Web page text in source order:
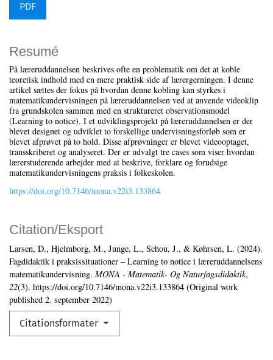
PDF
Citation/Eksport
Larsen, D., Hjelmborg, M., Junge, L., Schou, J., & Køhrsen, L. (2024).
Fagdidaktik i praksissituationer – Learning to notice i læreruddannelsens
matematikundervisning. MONA - Matematik- Og Naturfagsdidaktik,
22(3). https://doi.org/10.7146/mona.v22i3.133864 (Original work
published 2. september 2022)
Citationsformater
Resumé
På læreruddannelsen beskrives ofte en problematik om det at koble
teoretisk indhold med en mere praktisk side af lærergerningen. I denne
artikel sættes der fokus på hvordan denne kobling kan styrkes i
matematikundervisningen på læreruddannelsen ved at anvende videoklip
fra grundskolen sammen med en struktureret observationsmodel
(Learning to notice). I et udviklingsprojekt på læreruddannelsen er der
blevet designet og udviklet to forskellige undervisningsforløb som er
blevet afprøvet på to hold. Disse afprøvninger er blevet videooptaget,
transskriberet og analyseret. Der er udvalgt tre cases som viser hvordan
lærerstuderende arbejder med at beskrive, forklare og forudsige
matematikundervisningens praksis i folkeskolen.
https://doi.org/10.7146/mona.v22i3.133864